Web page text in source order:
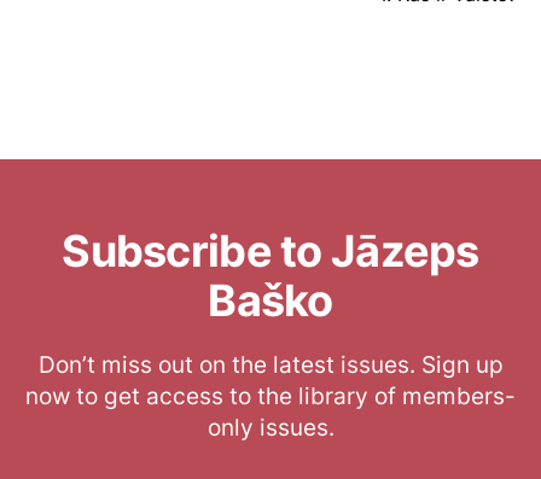
Subscribe to Jāzeps
Baško
Don’t miss out on the latest issues. Sign up
now to get access to the library of members-
only issues.